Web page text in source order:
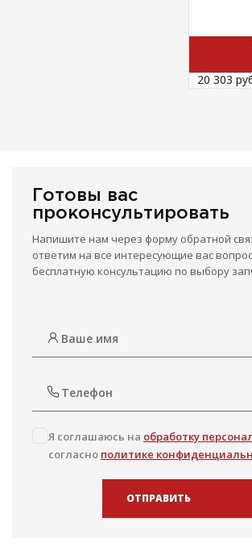
20 303
Готовы вас
проконсультировать
Напишите нам через форму обратной
ответим на все интересующие вас
бесплатную консультацию по выбору
Я соглашаюсь на обработку
согласно политике
ОТПРАВИТЬ